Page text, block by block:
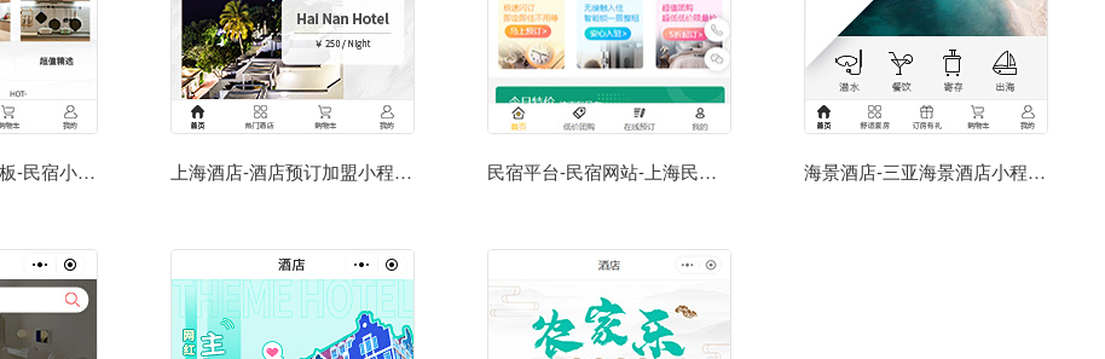
民宿模板小程序模板-民宿小程序模板 上海酒店-酒店预订加盟小程序模板 民宿平台-民宿网站-上海民宿小程序 海景酒店-三亚海景酒店小程序模板